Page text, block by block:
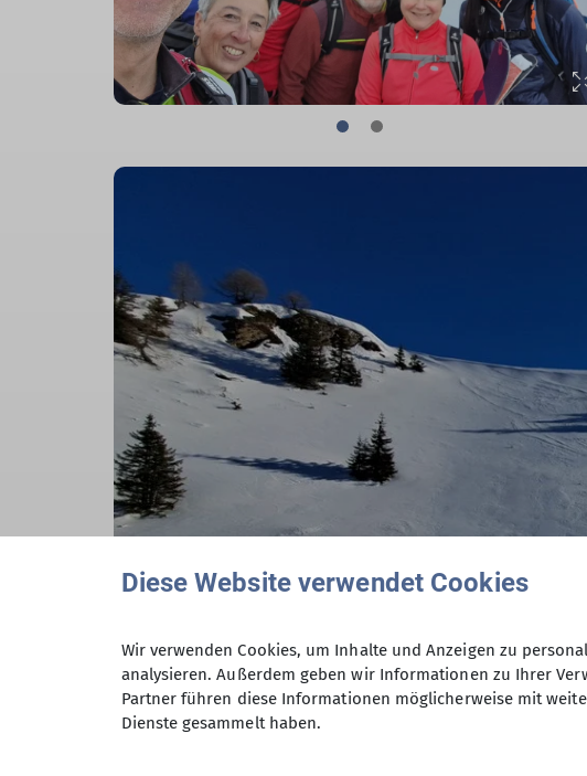
Diese Website verwendet Cookies
Wir verwenden Cookies, um Inhalte und Anzeigen zu
analysieren. Außerdem geben wir Informationen zu Ihrer
Partner führen diese Informationen möglicherweise mit
Dienste gesammelt haben.